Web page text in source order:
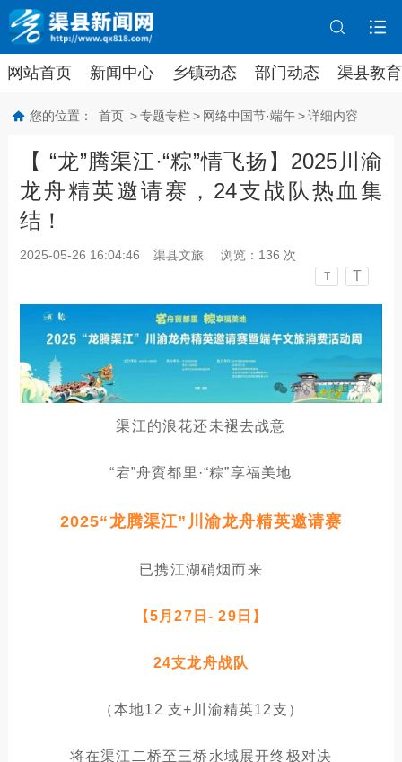
网站首页 新闻中心 乡镇动态 部门动态 渠县教育
您的位置： 首页 > 专题专栏 > 网络中国节·端午 > 详细内容
【 “龙”腾渠江·“粽”情飞扬】2025川渝
龙舟精英邀请赛，24支战队热血集
结！
2025-05-26 16:04:46 渠县文旅 浏览： 136 次
T T
渠江的浪花还未褪去战意
“宕”舟賨都里·“粽”享福美地
2025“龙腾渠江”川渝龙舟精英邀请赛
已携江湖硝烟而来
【5月27日- 29日】
24支龙舟战队
（本地12 支+川渝精英12支）
将在渠江二桥至三桥水域展开终极对决